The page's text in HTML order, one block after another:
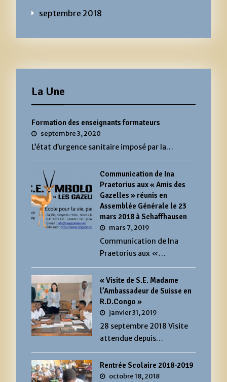
septembre 2018
La Une
Formation des enseignants formateurs
septembre 3, 2020
L’état d’urgence sanitaire imposé par la…
Communication de Ina
Praetorius aux « Amis des
Gazelles » réunis en
Assemblée Générale le 23
mars 2018 à Schaffhausen
mars 7, 2019
Communication de Ina
Praetorius aux «…
« Visite de S.E. Madame
l’Ambassadeur de Suisse en
R.D.Congo »
janvier 31, 2019
28 septembre 2018 Visite
attendue depuis…
Rentrée Scolaire 2018-2019
octobre 18, 2018